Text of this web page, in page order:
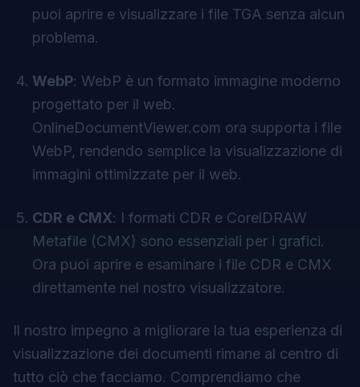
puoi aprire e visualizzare i file TGA senza alcun
problema.
WebP: WebP è un formato immagine moderno
progettato per il web.
OnlineDocumentViewer.com ora supporta i file
WebP, rendendo semplice la visualizzazione di
immagini ottimizzate per il web.
CDR e CMX: I formati CDR e CorelDRAW
Metafile (CMX) sono essenziali per i grafici.
Ora puoi aprire e esaminare i file CDR e CMX
direttamente nel nostro visualizzatore.
Il nostro impegno a migliorare la tua esperienza di
visualizzazione dei documenti rimane al centro di
tutto ciò che facciamo. Comprendiamo che